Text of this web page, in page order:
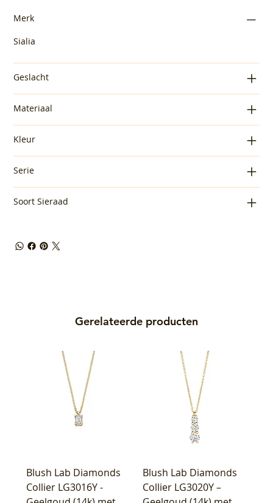
Merk
Sialia
Geslacht
Materiaal
Kleur
Serie
Soort Sieraad
Gerelateerde producten
Blush Lab Diamonds
Collier LG3016Y -
Blush Lab Diamonds
Collier LG3020Y –